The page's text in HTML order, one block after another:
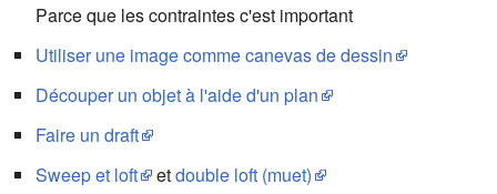
Parce que les contraintes c'est important
Utiliser une image comme canevas de dessin
Découper un objet à l'aide d'un plan
Faire un draft
Sweep et loft
etdouble loft (muet)